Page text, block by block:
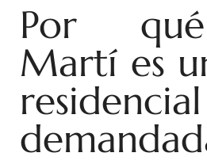
Por
Martí es